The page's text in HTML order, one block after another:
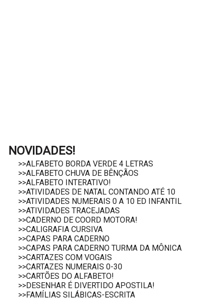
NOVIDADES!
>>ALFABETO BORDA VERDE 4 LETRAS
>>ALFABETO CHUVA DE BÊNÇÃOS
>>ALFABETO INTERATIVO!
>>ATIVIDADES DE NATAL CONTANDO ATÉ 10
>>ATIVIDADES NUMERAIS 0 A 10 ED INFANTIL
>>ATIVIDADES TRACEJADAS
>>CADERNO DE COORD MOTORA!
>>CALIGRAFIA CURSIVA
>>CAPAS PARA CADERNO
>>CAPAS PARA CADERNO TURMA DA MÔNICA
>>CARTAZES COM VOGAIS
>>CARTAZES NUMERAIS 0-30
>>CARTÕES DO ALFABETO!
>>DESENHAR É DIVERTIDO APOSTILA!
>>FAMÍLIAS SILÁBICAS-ESCRITA